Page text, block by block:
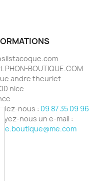
PHON-BOUTIQUE.COM
andre theuriet
nice
nous : 09 87 35 09 96
nous un e-mail :